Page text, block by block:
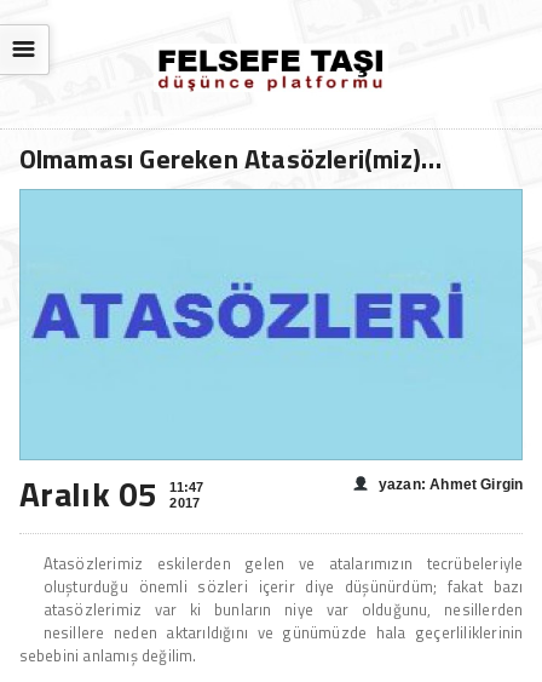
☰
Olmaması Gereken Atasözleri(miz)…
Aralık 05
11:47
2017
yazan: Ahmet Girgin
Atasözlerimiz eskilerden gelen ve atalarımızın tecrübeleriyle
oluşturduğu önemli sözleri içerir diye düşünürdüm; fakat bazı
atasözlerimiz var ki bunların niye var olduğunu, nesillerden
nesillere neden aktarıldığını ve günümüzde hala geçerliliklerinin
sebebini anlamış değilim.